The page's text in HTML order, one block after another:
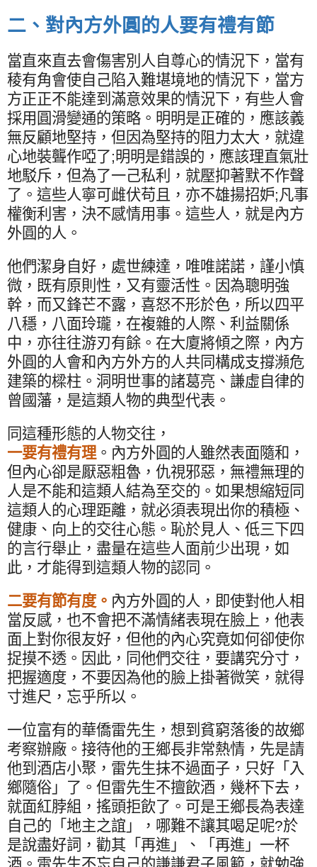
二、對內方外圓的人要有禮有節
當直來直去會傷害別人自尊心的情況下，當有
稜有角會使自己陷入難堪境地的情況下，當方
方正正不能達到滿意效果的情況下，有些人會
採用圓滑變通的策略。明明是正確的，應該義
無反顧地堅持，但因為堅持的阻力太大，就違
心地裝聾作啞了;明明是錯誤的，應該理直氣壯
地駁斥，但為了一己私利，就壓抑著默不作聲
了。這些人寧可雌伏苟且，亦不雄揚招妒; 凡事
權衡利害，決不感情用事。這些人，就是內方
外圓的人。
他們潔身自好，處世練達，唯唯諾諾，謹小慎
微，既有原則性，又有靈活性。因為聰明強
幹，而又鋒芒不露，喜怒不形於色，所以四平
八穩，八面玲瓏，在複雜的人際、利益關係
中，亦往往游刃有餘。在大廈將傾之際，內方
外圓的人會和內方外方的人共同構成支撐瀕危
建築的樑柱。洞明世事的諸葛亮、謙虛自律的
曾國藩，是這類人物的典型代表。
同這種形態的人物交往，
一要有禮有理 。內方外圓的人雖然表面隨和，
但內心卻是厭惡粗魯，仇視邪惡，無禮無理的
人是不能和這類人結為至交的。如果想縮短同
這類人的心理距離，就必須表現出你的積極、
健康、向上的交往心態。恥於見人、低三下四
的言行舉止，盡量在這些人面前少出現，如
此，才能得到這類人物的認同。
二要有節有度。 內方外圓的人，即使對他人相
當反感，也不會把不滿情緒表現在臉上，他表
面上對你很友好，但他的內心究竟如何卻使你
捉摸不透。因此，同他們交往，要講究分寸，
把握適度，不要因為他的臉上掛著微笑，就得
寸進尺，忘乎所以。
一位富有的華僑雷先生，想到貧窮落後的故鄉
考察辦廠。接待他的王鄉長非常熱情，先是請
他到酒店小聚，雷先生抹不過面子，只好「入
鄉隨俗」了。但雷先生不擅飲酒，幾杯下去，
就面紅脖組，搖頭拒飲了。可是王鄉長為表達
自己的「地主之誼」，哪難不讓其喝足呢?於
是說盡好詞，勸其「再進」、「再進」一杯